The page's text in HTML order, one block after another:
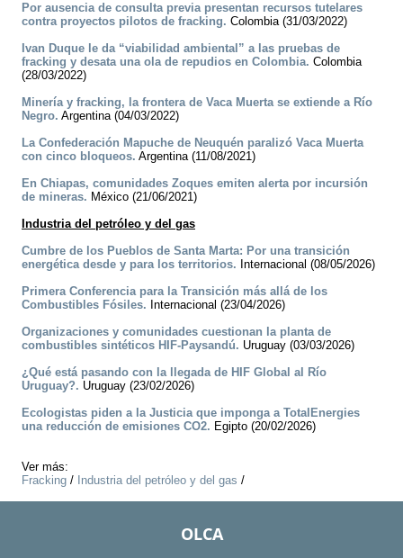
Por ausencia de consulta previa presentan recursos tutelares
contra proyectos pilotos de fracking. Colombia (31/03/2022)
Ivan Duque le da “viabilidad ambiental” a las pruebas de
fracking y desata una ola de repudios en Colombia. Colombia
(28/03/2022)
Minería y fracking, la frontera de Vaca Muerta se extiende a Río
Negro. Argentina (04/03/2022)
La Confederación Mapuche de Neuquén paralizó Vaca Muerta
con cinco bloqueos. Argentina (11/08/2021)
En Chiapas, comunidades Zoques emiten alerta por incursión
de mineras. México (21/06/2021)
Industria del petróleo y del gas
Cumbre de los Pueblos de Santa Marta: Por una transición
energética desde y para los territorios. Internacional (08/05/2026)
Primera Conferencia para la Transición más allá de los
Combustibles Fósiles. Internacional (23/04/2026)
Organizaciones y comunidades cuestionan la planta de
combustibles sintéticos HIF-Paysandú. Uruguay (03/03/2026)
¿Qué está pasando con la llegada de HIF Global al Río
Uruguay?. Uruguay (23/02/2026)
Ecologistas piden a la Justicia que imponga a TotalEnergies
una reducción de emisiones CO2. Egipto (20/02/2026)
Ver más:
Fracking / Industria del petróleo y del gas /
OLCA